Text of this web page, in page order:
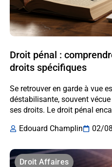
Droit pénal :
droits spécifiques
Se retrouver en garde à vue
déstabilisante, souvent
ses droits. Le droit pénal
Edouard Champlin
02/
Droit Affaires